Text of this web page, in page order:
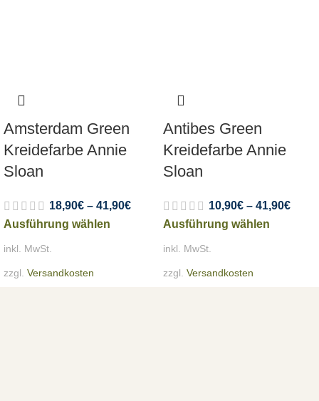
Amsterdam Green
Kreidefarbe Annie
Sloan
18,90€ – 41,90€
Ausführung wählen
inkl. MwSt.
zzgl. Versandkosten
Antibes Green
Kreidefarbe Annie
Sloan
10,90€ – 41,90€
Ausführung wählen
inkl. MwSt.
zzgl. Versandkosten